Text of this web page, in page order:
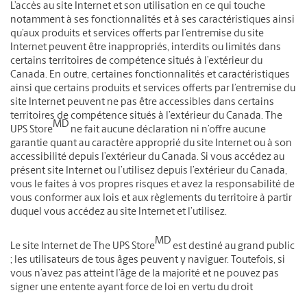
L’accès au site Internet et son utilisation en ce qui touche
notamment à ses fonctionnalités et à ses caractéristiques ainsi
qu’aux produits et services offerts par l’entremise du site
Internet peuvent être inappropriés, interdits ou limités dans
certains territoires de compétence situés à l’extérieur du
Canada. En outre, certaines fonctionnalités et caractéristiques
ainsi que certains produits et services offerts par l’entremise du
site Internet peuvent ne pas être accessibles dans certains
territoires de compétence situés à l’extérieur du Canada. The
UPS StoreMD ne fait aucune déclaration ni n’offre aucune
garantie quant au caractère approprié du site Internet ou à son
accessibilité depuis l’extérieur du Canada. Si vous accédez au
présent site Internet ou l’utilisez depuis l’extérieur du Canada,
vous le faites à vos propres risques et avez la responsabilité de
vous conformer aux lois et aux règlements du territoire à partir
duquel vous accédez au site Internet et l’utilisez.
Le site Internet de The UPS StoreMD est destiné au grand public
; les utilisateurs de tous âges peuvent y naviguer. Toutefois, si
vous n’avez pas atteint l’âge de la majorité et ne pouvez pas
signer une entente ayant force de loi en vertu du droit